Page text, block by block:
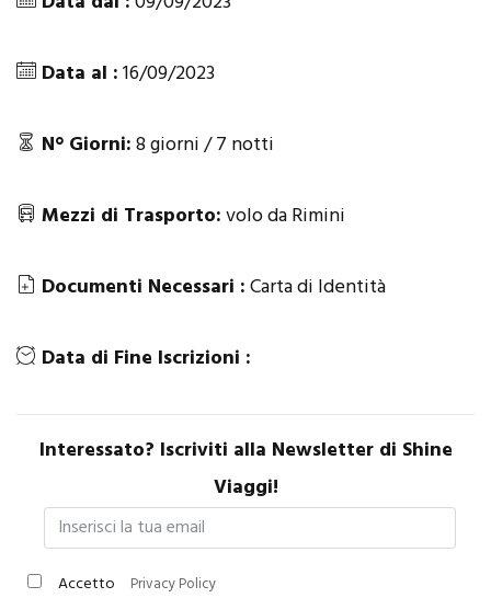
Data al :16/09/2023
N° Giorni:8 giorni / 7 notti
Mezzi di Trasporto:volo da Rimini
Documenti Necessari :Carta di Identità
Data di Fine Iscrizioni :
Interessato? Iscriviti alla Newsletter di Shine
Viaggi!
Accetto Privacy Policy